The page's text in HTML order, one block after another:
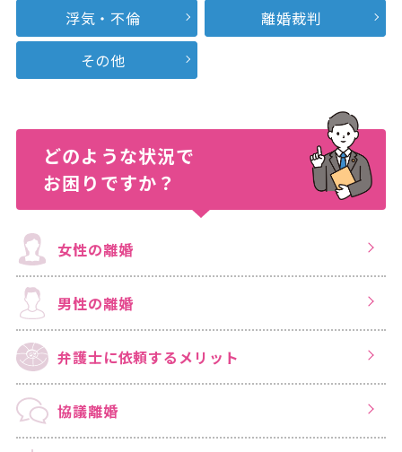
浮気・不倫
離婚裁判
その他
どのような状況で
お困りですか？
女性の離婚
男性の離婚
弁護士に依頼する メリット
協議離婚